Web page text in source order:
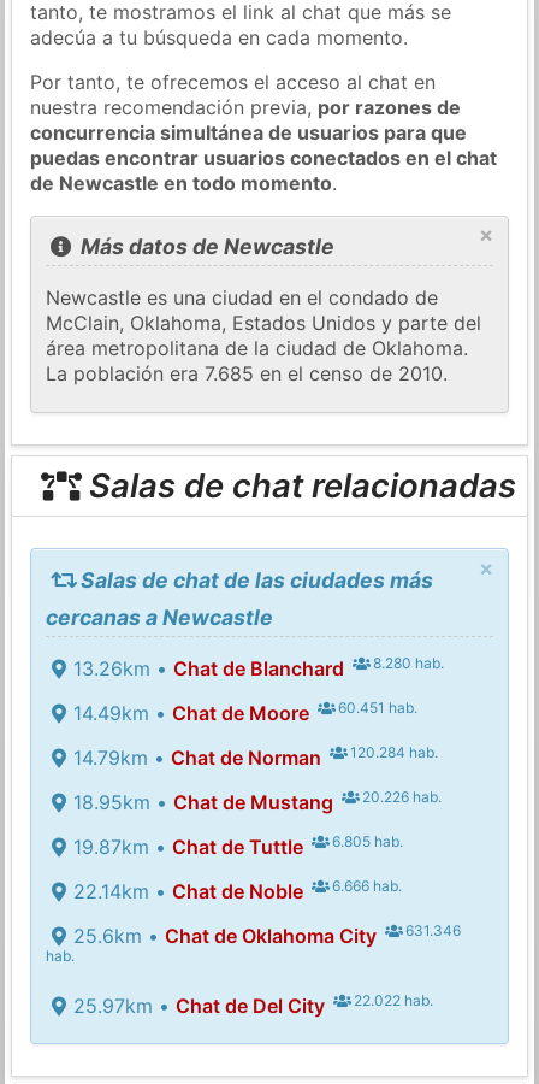
tanto, te mostramos el link al chat que más se
adecúa a tu búsqueda en cada momento.
Por tanto, te ofrecemos el acceso al chat en
nuestra recomendación previa, por razones de
concurrencia simultánea de usuarios para que
puedas encontrar usuarios conectados en el chat
de Newcastle en todo momento.
×
Más datos de Newcastle
Newcastle es una ciudad en el condado de
McClain, Oklahoma, Estados Unidos y parte del
área metropolitana de la ciudad de Oklahoma.
La población era 7.685 en el censo de 2010.
Salas de chat relacionadas
×
Salas de chat de las ciudades más
cercanas a Newcastle
13.26km • Chat de Blanchard 8.280 hab.
14.49km • Chat de Moore 60.451 hab.
14.79km • Chat de Norman 120.284 hab.
18.95km • Chat de Mustang 20.226 hab.
19.87km • Chat de Tuttle 6.805 hab.
22.14km • Chat de Noble 6.666 hab.
25.6km • Chat de Oklahoma City
631.346
hab.
25.97km • Chat de Del City 22.022 hab.